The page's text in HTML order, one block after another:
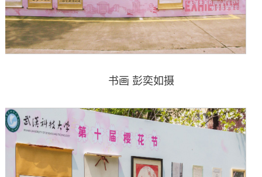
书画 彭奕如摄